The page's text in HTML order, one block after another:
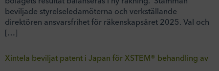
beviljade styrelseledamöterna och verkställande
direktören ansvarsfrihet för räkenskapsåret 2025. Val och
[…]
Xintela beviljat patent i Japan för XSTEM® behandling av